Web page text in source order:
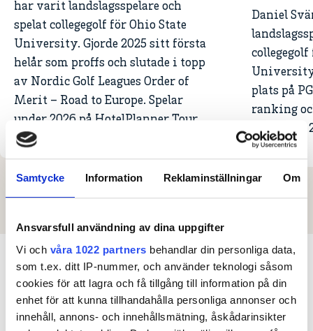
Samtycke Information Reklaminställningar Om
Ansvarsfull användning av dina uppgifter
Vi och våra 1022 partners behandlar din personliga data,
som t.ex. ditt IP-nummer, och använder teknologi såsom
cookies för att lagra och få tillgång till information på din
enhet för att kunna tillhandahålla personliga annonser och
innehåll, annons- och innehållsmätning, åskådarinsikter
har varit landslagsspelare och
spelat collegegolf för Ohio State
University. Gjorde 2025 sitt första
helår som proffs och slutade i topp
av Nordic Golf Leagues Order of
Merit – Road to Europe. Spelar
under 2026 på HotelPlanner Tour.
Daniel
plats på
ranking
Americas